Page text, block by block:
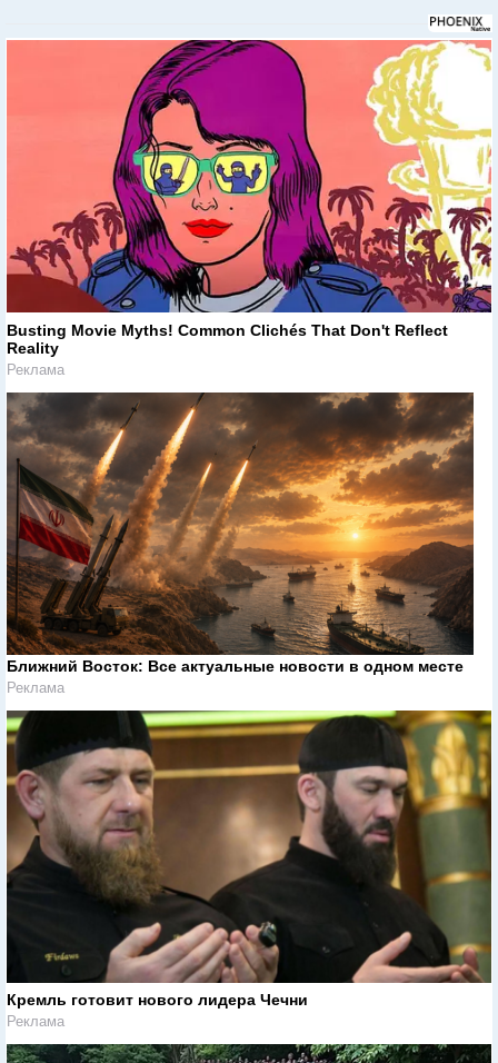
Busting Movie Myths! Common Clichés That Don't Reflect
Reality
Реклама
Ближний Восток: Все актуальные новости в одном месте
Реклама
Кремль готовит нового лидера Чечни
Реклама